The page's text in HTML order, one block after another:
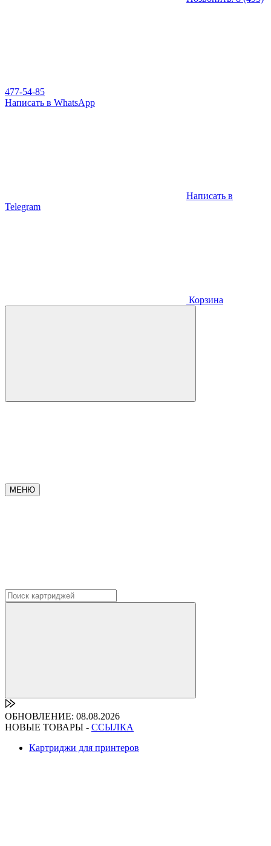
477-54-85
Написать в WhatsApp
Написать в
Telegram
Корзина
МЕНЮ
ОБНОВЛЕНИЕ: 08.08.2026
НОВЫЕ ТОВАРЫ - ССЫЛКА
Картриджи для принтеров